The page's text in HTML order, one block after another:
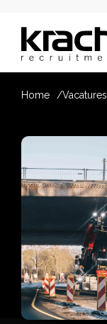
Home Vacatures